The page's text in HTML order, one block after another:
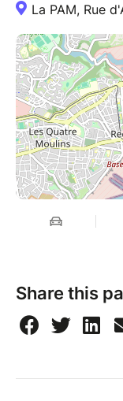
La PAM, Rue
Share this